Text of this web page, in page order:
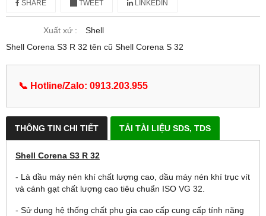
SHARE TWEET LINKEDIN
Xuất xứ :
Shell
Shell Corena S3 R 32 tên cũ Shell Corena S 32
📞 Hotline/Zalo: 0913.203.955
THÔNG TIN CHI TIẾT TẢI TÀI LIỆU SDS, TDS
Shell Corena S3 R 32
- Là dầu máy nén khí chất lượng cao, dầu máy nén khí trục vít
và cánh gạt chất lượng cao tiêu chuẩn ISO VG 32.
- Sử dụng hệ thống chất phụ gia cao cấp cung cấp tính năng